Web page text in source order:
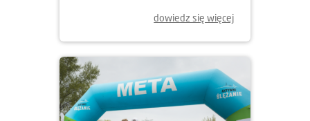
dowiedz się więcej